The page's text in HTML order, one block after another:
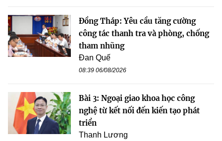
Đồng Tháp: Yêu cầu tăng cường
công tác thanh tra và phòng, chống
tham nhũng
Đan Quế
08:39 06/08/2026
Bài 3: Ngoại giao khoa học công
nghệ từ kết nối đến kiến tạo phát
triển
Thanh Lương